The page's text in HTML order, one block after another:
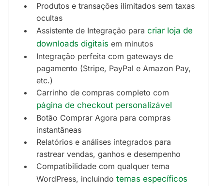
Produtos e transações ilimitados sem taxas
ocultas
Assistente de Integração para criar loja de
downloads digitais em minutos
Integração perfeita com gateways de
pagamento (Stripe, PayPal e Amazon Pay,
etc.)
Carrinho de compras completo com
página de checkout personalizável
Botão Comprar Agora para compras
instantâneas
Relatórios e análises integrados para
rastrear vendas, ganhos e desempenho
Compatibilidade com qualquer tema
WordPress, incluindo temas específicos